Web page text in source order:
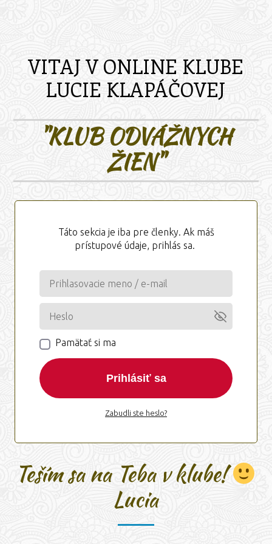
VITAJ V ONLINE KLUBE
LUCIE KLAPÁČOVEJ
"KLUB ODVÁŽNYCH
ŽIEN"
Táto sekcia je iba pre členky. Ak máš
prístupové údaje, prihlás sa.
Pamätať si ma
Prihlásiť sa
Zabudli ste heslo?
Teším sa na Teba v klube!
Lucia